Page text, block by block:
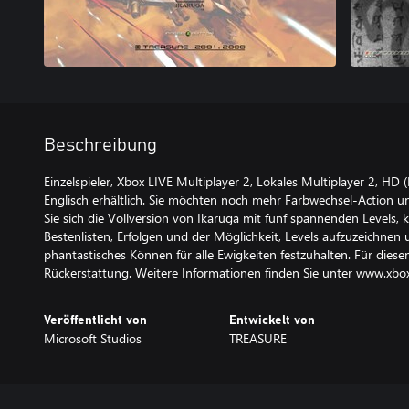
Beschreibung
Einzelspieler, Xbox LIVE Multiplayer 2, Lokales Multiplayer 2,
Englisch erhältlich. Sie möchten noch mehr Farbwechsel-Action
Sie sich die Vollversion von Ikaruga mit fünf spannenden Levels,
Bestenlisten, Erfolgen und der Möglichkeit, Levels
phantastisches Können für alle Ewigkeiten festzuhalten. Für
Rückerstattung. Weitere Informationen finden Sie unter
Veröffentlicht von
Microsoft Studios
Entwickelt von
TREASURE